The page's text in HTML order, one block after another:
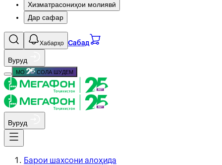
Хизматрасониҳои молиявӣ
Дар сафар
Хабарҳо Сабад
Вуруд
МО СОЛА ШУДЕМ
Вуруд
Барои шахсони алоҳида